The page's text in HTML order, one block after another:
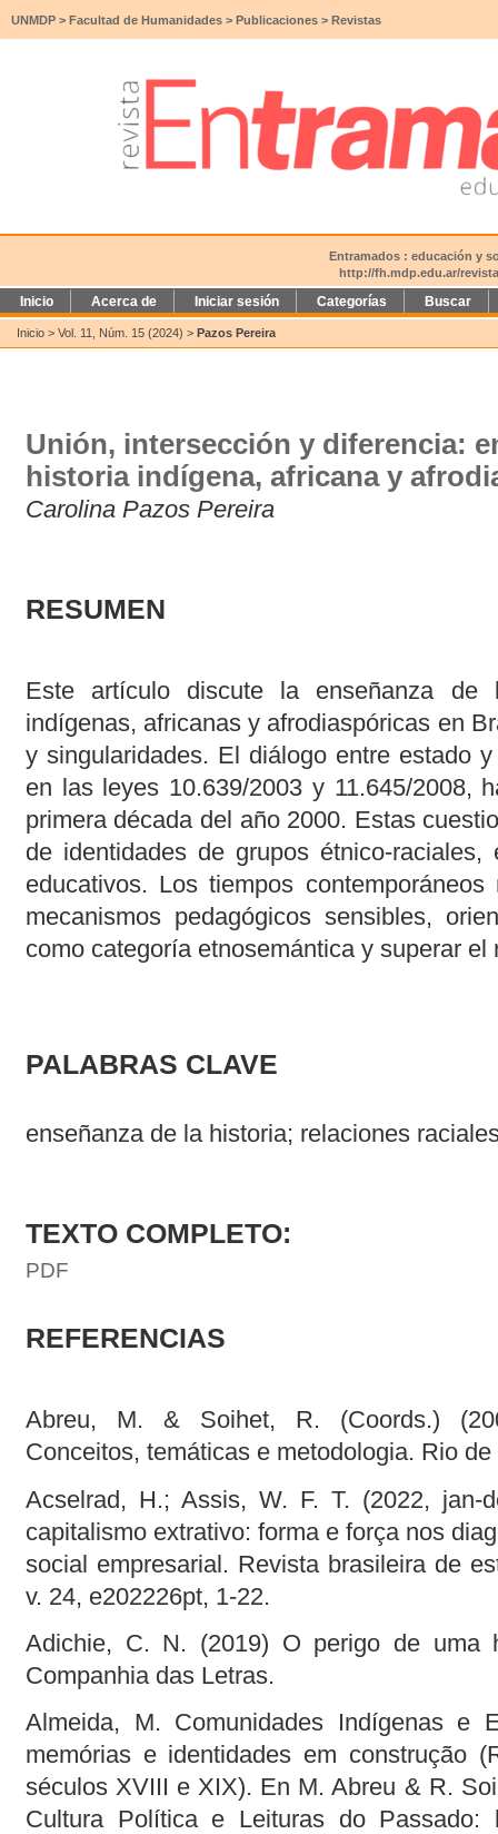
UNMDP > Facultad de Humanidades > Publicaciones > Revistas
Entramados : educación y
http://fh.mdp.edu.ar/
Inicio Acerca de Iniciar sesión Categorías Buscar
Inicio > Vol. 11, Núm. 15 (2024) > Pazos Pereira
Unión, intersección y diferencia:
historia indígena, africana y
Carolina Pazos Pereira
RESUMEN
Este artículo discute la enseñanza
indígenas, africanas y afrodiaspóricas en
y singularidades. El diálogo entre estado
en las leyes 10.639/2003 y 11.645/2008,
primera década del año 2000. Estas
de identidades de grupos étnico-
educativos. Los tiempos
mecanismos pedagógicos sensibles,
como categoría etnosemántica y superar el
PALABRAS CLAVE
enseñanza de la historia; relaciones
TEXTO COMPLETO:
PDF
REFERENCIAS
Abreu, M. & Soihet, R. (Coords.)
Conceitos, temáticas e metodologia. Rio
Acselrad, H.; Assis, W. F. T. (2022, jan-
capitalismo extrativo: forma e força nos
social empresarial. Revista brasileira de
v. 24, e202226pt, 1-22.
Adichie, C. N. (2019) O perigo de uma
Companhia das Letras.
Almeida, M. Comunidades Indígenas e
memórias e identidades em construção
séculos XVIII e XIX). En M. Abreu & R.
Cultura Política e Leituras do Passado: